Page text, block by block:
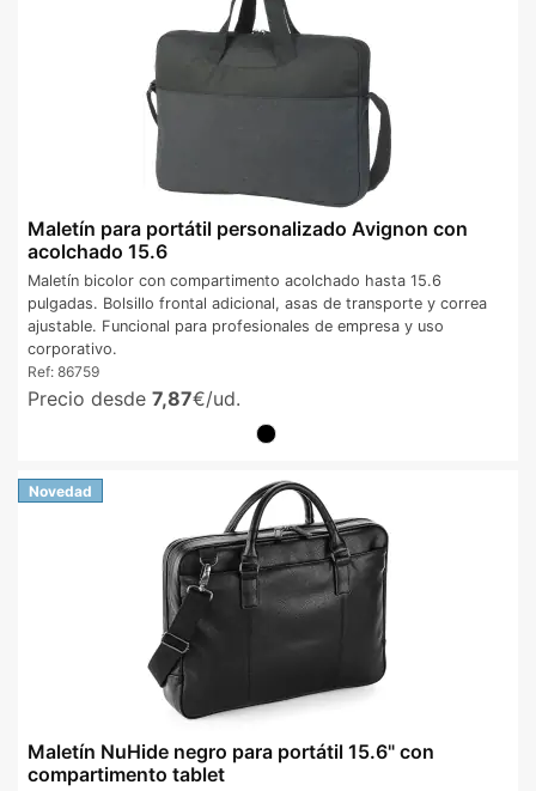
Maletín para portátil personalizado Avignon con
acolchado 15.6
Maletín bicolor con compartimento acolchado hasta 15.6
pulgadas. Bolsillo frontal adicional, asas de transporte y correa
ajustable. Funcional para profesionales de empresa y uso
corporativo.
Ref: 86759
Precio desde 7,87€/ud.
Novedad
Maletín NuHide negro para portátil 15.6" con
compartimento tablet